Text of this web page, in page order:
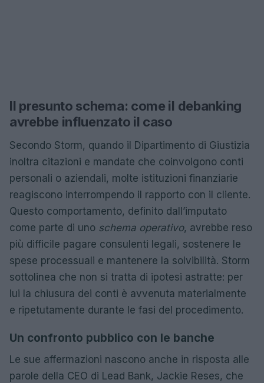
Il presunto schema: come il debanking
avrebbe influenzato il caso
Secondo Storm, quando il Dipartimento di Giustizia
inoltra citazioni e mandate che coinvolgono conti
personali o aziendali, molte istituzioni finanziarie
reagiscono interrompendo il rapporto con il cliente.
Questo comportamento, definito dall’imputato
come parte di uno schema operativo, avrebbe reso
più difficile pagare consulenti legali, sostenere le
spese processuali e mantenere la solvibilità. Storm
sottolinea che non si tratta di ipotesi astratte: per
lui la chiusura dei conti è avvenuta materialmente
e ripetutamente durante le fasi del procedimento.
Un confronto pubblico con le banche
Le sue affermazioni nascono anche in risposta alle
parole della CEO di Lead Bank, Jackie Reses, che